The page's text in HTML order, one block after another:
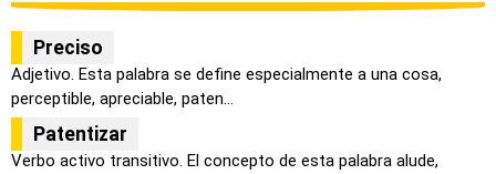
Preciso
Adjetivo. Esta palabra se define especialmente a una cosa,
perceptible, apreciable, paten...
Patentizar
Verbo activo transitivo. El concepto de esta palabra alude,